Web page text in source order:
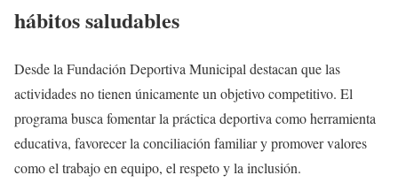
hábitos saludables
Desde la Fundación Deportiva Municipal destacan que las
actividades no tienen únicamente un objetivo competitivo. El
programa busca fomentar la práctica deportiva como herramienta
educativa, favorecer la conciliación familiar y promover valores
como el trabajo en equipo, el respeto y la inclusión.